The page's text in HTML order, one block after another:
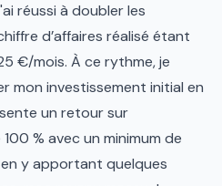
réussi à doubler les
d’affaires réalisé étant
€/mois. À ce rythme, je
mon investissement initial en
un retour sur
% avec un minimum de
y apportant quelques